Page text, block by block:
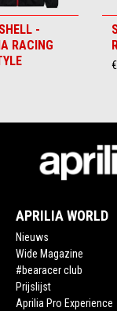
-
RACING
APRILIA WORLD
Nieuws
Wide Magazine
#bearacer club
Prijslijst
Aprilia Pro Experience